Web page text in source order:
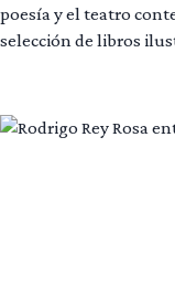
poesía y el teatro
selección de libros